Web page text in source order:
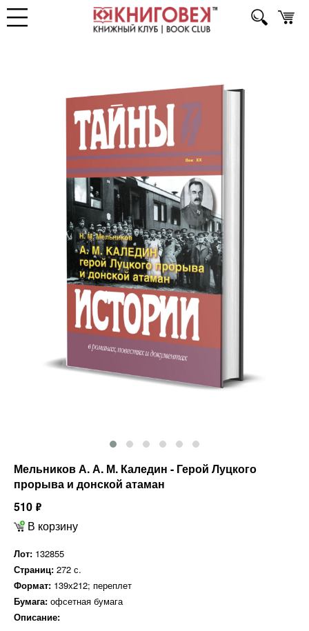
Мельников А. А. М. Каледин - Герой Луцкого
прорыва и донской атаман
510 ф
В корзину
Лот: 132855
Страниц: 272 с.
Формат: 139х212; переплет
Бумага: офсетная бумага
Описание: